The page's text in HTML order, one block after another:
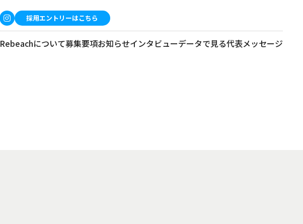
採用エントリーはこちら
Rebeachについて募集要項お知らせインタビューデータで見る代表メッセージ